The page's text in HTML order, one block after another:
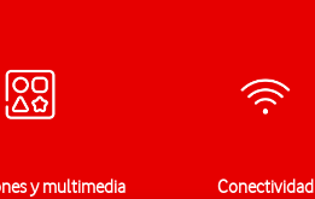
y multimedia Conectividad